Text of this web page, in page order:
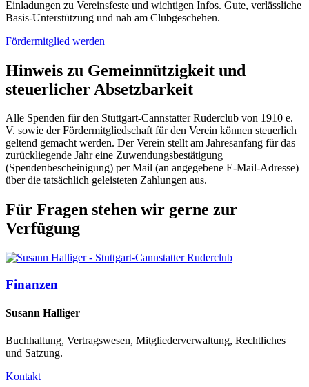
Einladungen zu Vereinsfeste und wichtigen Infos. Gute, verlässliche
Basis-Unterstützung und nah am Clubgeschehen.
Fördermitglied werden
Hinweis zu Gemeinnützigkeit und
steuerlicher Absetzbarkeit
Alle Spenden für den Stuttgart-Cannstatter Ruderclub von 1910 e.
V. sowie der Fördermitgliedschaft für den Verein können steuerlich
geltend gemacht werden. Der Verein stellt am Jahresanfang für das
zurückliegende Jahr eine Zuwendungsbestätigung
(Spendenbescheinigung) per Mail (an angegebene E-Mail-Adresse)
über die tatsächlich geleisteten Zahlungen aus.
Für Fragen stehen wir gerne zur
Verfügung
Finanzen
Susann Halliger
Buchhaltung, Vertragswesen, Mitgliederverwaltung, Rechtliches
und Satzung.
Kontakt